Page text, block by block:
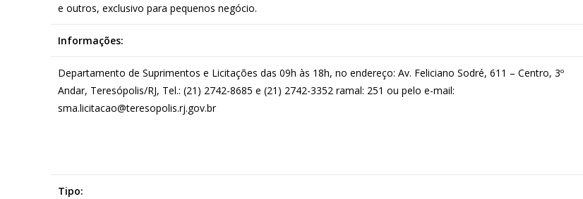
e outros, exclusivo para pequenos negócio.
Informações:
Departamento de Suprimentos e Licitações das 09h às 18h, no endereço: Av. Feliciano Sodré, 611 – Centro, 3º
Andar, Teresópolis/RJ, Tel.: (21) 2742-8685 e (21) 2742-3352 ramal: 251 ou pelo e-mail:
sma.licitacao@teresopolis.rj.gov.br
Tipo: